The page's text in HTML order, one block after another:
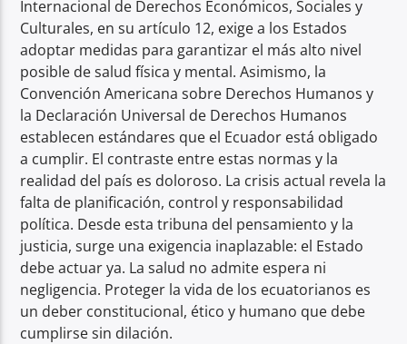
Internacional de Derechos Económicos, Sociales y
Culturales, en su artículo 12, exige a los Estados
adoptar medidas para garantizar el más alto nivel
posible de salud física y mental. Asimismo, la
Convención Americana sobre Derechos Humanos y
la Declaración Universal de Derechos Humanos
establecen estándares que el Ecuador está obligado
a cumplir. El contraste entre estas normas y la
realidad del país es doloroso. La crisis actual revela la
falta de planificación, control y responsabilidad
política. Desde esta tribuna del pensamiento y la
justicia, surge una exigencia inaplazable: el Estado
debe actuar ya. La salud no admite espera ni
negligencia. Proteger la vida de los ecuatorianos es
un deber constitucional, ético y humano que debe
cumplirse sin dilación.